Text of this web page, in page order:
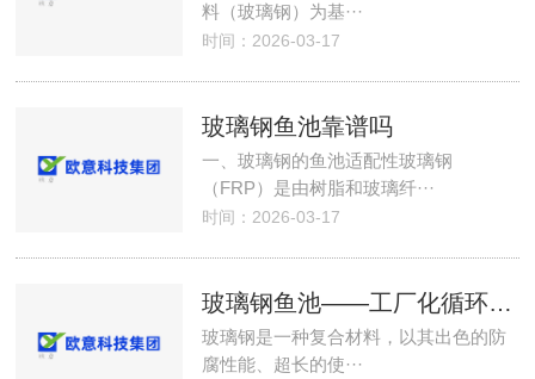
料（玻璃钢）为基···
时间：2026-03-17
玻璃钢鱼池靠谱吗
一、玻璃钢的鱼池适配性玻璃钢
（FRP）是由树脂和玻璃纤···
时间：2026-03-17
玻璃钢鱼池——工厂化循环水系统中孵化桶的材质之选
玻璃钢是一种复合材料，以其出色的防
腐性能、超长的使···